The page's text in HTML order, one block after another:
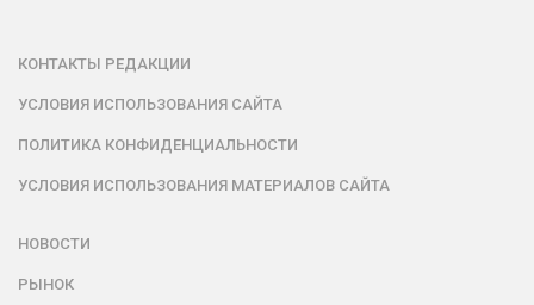
КОНТАКТЫ РЕДАКЦИИ
УСЛОВИЯ ИСПОЛЬЗОВАНИЯ САЙТА
ПОЛИТИКА КОНФИДЕНЦИАЛЬНОСТИ
УСЛОВИЯ ИСПОЛЬЗОВАНИЯ МАТЕРИАЛОВ САЙТА
НОВОСТИ
РЫНОК